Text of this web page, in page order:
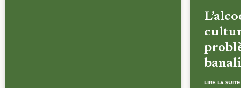
LIRE LA SUITE